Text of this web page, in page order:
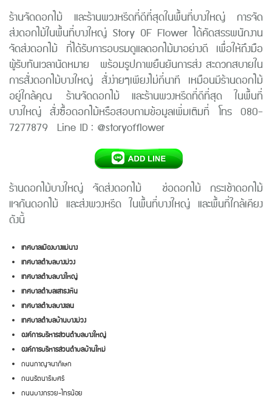
ร้านจัดดอกไม้ และร้านพวงหรีดที่ดีที่สุดในพื้นที่บางใหญ่ การจัด
ส่งดอกไม้ในพื้นที่บางใหญ่ Story OF Flowerได้คัดสรรพนักงาน
จัดส่งดอกไม้ ที่ได้รับการอบรมดูแลดอกไม้มาอย่างดี เพื่อให้ถึงมือ
ผู้รับทันเวลานัดหมาย
พร้อมรูปภาพยืนยันการส่ง สะดวกสบายใน
การสั่งดอกไม้บางใหญ่ สั่งง่ายๆเพียงไม่กี่นาที เหมือนมีร้านดอกไม้
อยู่ใกล้คุณ
ร้านจัดดอกไม้ และร้านพวงหรีดที่ดีที่สุด ในพื้นที่
บางใหญ่ สั่งซื้อดอกไม้หรือสอบถามข้อมูลเพิ่มเติมที่ โทร 080-
7277879 Line ID : @storyofflower
ร้านดอกไม้บางใหญ่ จัดส่งดอกไม้ ช่อดอกไม้ กระเช้าดอกไม้
แจกันดอกไม้ และส่งพวงหรีด ในพื้นที่บางใหญ่ และพื้นที่ใกล้เคียง
ดังนี้
เทศบาลเมืองบางแม่นาง
เทศบาลตำบลบางม่วง
เทศบาลตำบลบางใหญ่
เทศบาลตำบลเสาธงหิน
เทศบาลตำบลบางเลน
เทศบาลตำบลบ้านบางม่วง
องค์การบริหารส่วนตำบลบางใหญ่
องค์การบริหารส่วนตำบลบ้านใหม่
ถนนกาญจนาภิเษก
ถนนรัตนาธิเบศร์
ถนนบางกรวย-ไทรน้อย